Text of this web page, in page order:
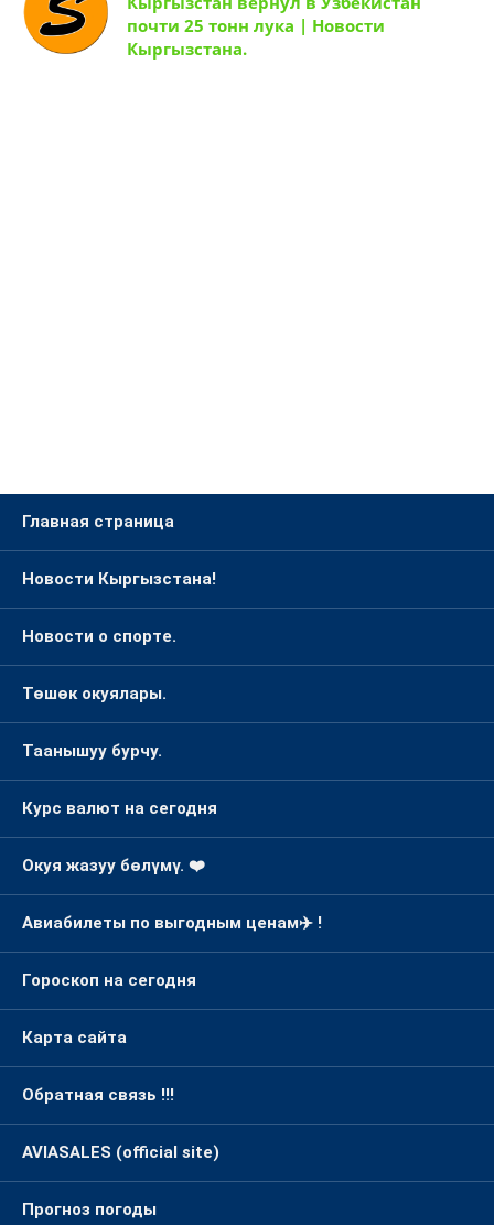
почти 25 тонн лука | Новости
Кыргызстана.
Главная страница
Новости Кыргызстана!
Новости о спорте.
Төшөк окуялары.
Таанышуу бурчу.
Курс валют на сегодня
Окуя жазуу бөлүмү. ❤️
Авиабилеты по выгодным ценам✈️ !
Гороскоп на сегодня
Карта сайта
Обратная связь !!!
AVIASALES (official site)
Прогноз погоды